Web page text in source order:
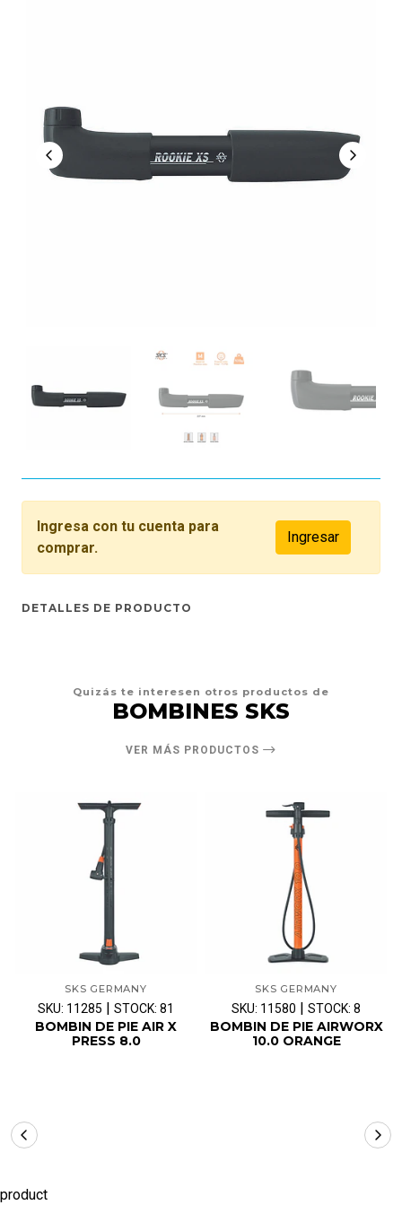
Ingresa con tu cuenta para
comprar.
Ingresar
DETALLES DE PRODUCTO
Quizás te interesen otros productos de
BOMBINES SKS
VER MÁS PRODUCTOS
SKS GERMANY
SKU: 11285 STOCK: 81
BOMBIN DE PIE AIR X
PRESS 8.0
SKS GERMANY
SKU: 11580 STOCK: 8
BOMBIN DE PIE AIRWORX
10.0 ORANGE
product